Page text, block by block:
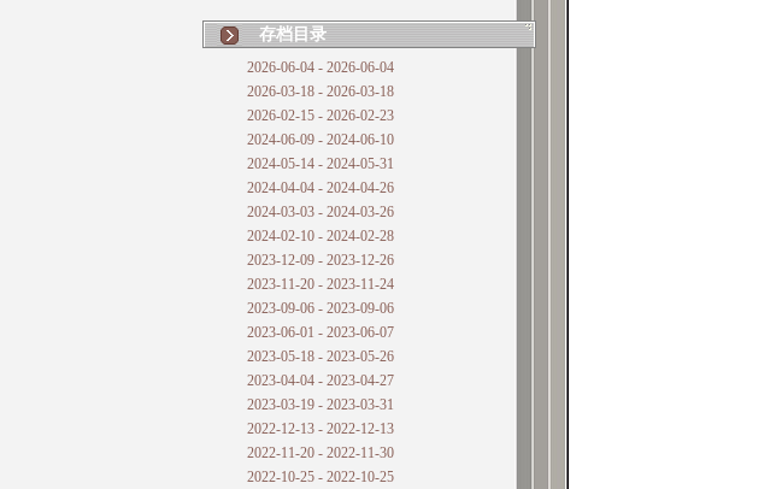
存档目录
2026-06-04 - 2026-06-04
2026-03-18 - 2026-03-18
2026-02-15 - 2026-02-23
2024-06-09 - 2024-06-10
2024-05-14 - 2024-05-31
2024-04-04 - 2024-04-26
2024-03-03 - 2024-03-26
2024-02-10 - 2024-02-28
2023-12-09 - 2023-12-26
2023-11-20 - 2023-11-24
2023-09-06 - 2023-09-06
2023-06-01 - 2023-06-07
2023-05-18 - 2023-05-26
2023-04-04 - 2023-04-27
2023-03-19 - 2023-03-31
2022-12-13 - 2022-12-13
2022-11-20 - 2022-11-30
2022-10-25 - 2022-10-25